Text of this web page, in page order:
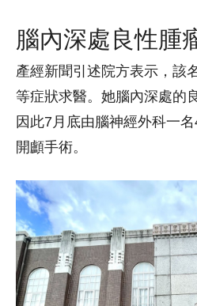
腦內深處良性腫
產經新聞引述院方表示，該
等症狀求醫。她腦內深處的
因此7月底由腦神經外科一
開顱手術。